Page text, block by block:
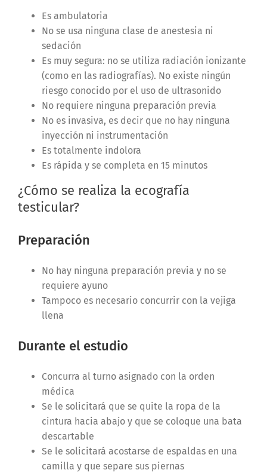
Es ambulatoria
No se usa ninguna clase de anestesia ni
sedación
Es muy segura: no se utiliza radiación ionizante
(como en las radiografías). No existe ningún
riesgo conocido por el uso de ultrasonido
No requiere ninguna preparación previa
No es invasiva, es decir que no hay ninguna
inyección ni instrumentación
Es totalmente indolora
Es rápida y se completa en 15 minutos
¿Cómo se realiza la ecografía
testicular?
Preparación
No hay ninguna preparación previa y no se
requiere ayuno
Tampoco es necesario concurrir con la vejiga
llena
Durante el estudio
Concurra al turno asignado con la orden
médica
Se le solicitará que se quite la ropa de la
cintura hacia abajo y que se coloque una bata
descartable
Se le solicitará acostarse de espaldas en una
camilla y que separe sus piernas